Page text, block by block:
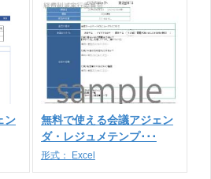
ン
無料で使える会議アジェン
ダ・レジュメテンプ･･･
形式： Excel